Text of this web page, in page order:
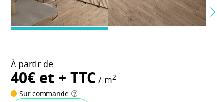
À partir de
40€ et + TTC / m2
Sur commande